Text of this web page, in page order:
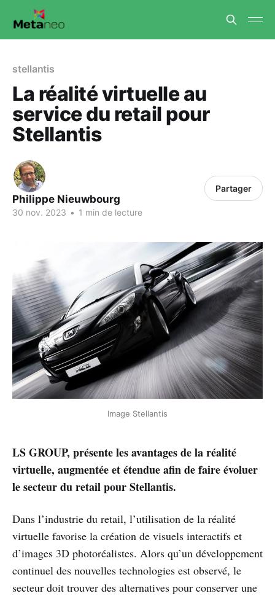
stellantis
La réalité virtuelle au
service du retail pour
Stellantis
Philippe Nieuwbourg
30 nov. 2023 • 1 min de lecture
Partager
Image Stellantis
LS GROUP, présente les avantages de la réalité
virtuelle, augmentée et étendue afin de faire évoluer
le secteur du retail pour Stellantis.
Dans l’industrie du retail, l’utilisation de la réalité
virtuelle favorise la création de visuels interactifs et
d’images 3D photoréalistes. Alors qu’un développement
continuel des nouvelles technologies est observé, le
secteur doit trouver des alternatives pour conserver une